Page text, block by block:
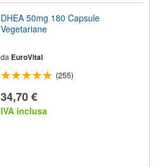
DHEA 50mg 180 Capsule
Vegetariane
da EuroVital
(255)
34,70 €
IVA inclusa